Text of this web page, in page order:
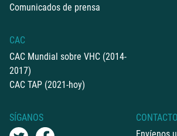
Comunicados de prensa
CAC
CAC Mundial sobre VHC (2014-
2017)
CAC TAP (2021-hoy)
SÍGANOS
CONTACTO